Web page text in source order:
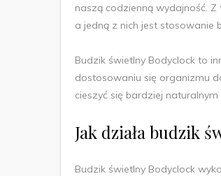
naszą codzienną wydajność.
a jedną z nich jest stosowanie
Budzik świetlny Bodyclock to
dostosowaniu się organizmu
cieszyć się bardziej
Jak działa budzik
Budzik świetlny Bodyclock